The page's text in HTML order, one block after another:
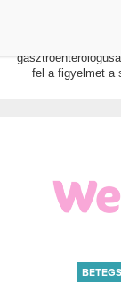
fel a figyelmet a